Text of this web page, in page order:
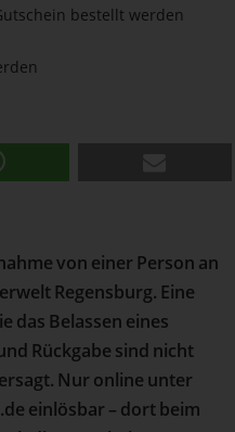
bestellt werden
von einer Person an
Regensburg. Eine
das Belassen eines
Rückgabe sind nicht
Nur online unter
einlösbar – dort beim